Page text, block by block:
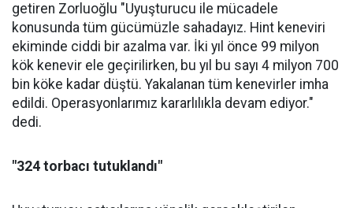
getiren Zorluoğlu "Uyuşturucu ile mücadele
konusunda tüm gücümüzle sahadayız. Hint keneviri
ekiminde ciddi bir azalma var. İki yıl önce 99 milyon
kök kenevir ele geçirilirken, bu yıl bu sayı 4 milyon 700
bin köke kadar düştü. Yakalanan tüm kenevirler imha
edildi. Operasyonlarımız kararlılıkla devam ediyor."
dedi.
"324 torbacı tutuklandı"